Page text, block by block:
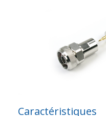
Caractéristiques